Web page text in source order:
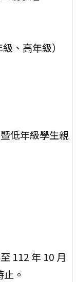
、高年級）
低年級學生親
112 年 10 月
。